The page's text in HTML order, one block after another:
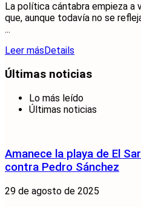
La política cántabra empieza a
que, aunque todavía no se
...
Leer más Details
Últimas noticias
Lo más leído
Últimas noticias
Amanece la playa de El
contra Pedro Sánchez
29 de agosto de 2025